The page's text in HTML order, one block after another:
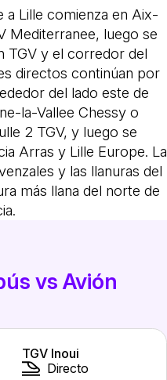
Lille comienza en Aix-
Mediterranee, luego se
TGV y el corredor del
directos continúan por
del lado este de
la-Vallee Chessy o
2 TGV, y luego se
Arras y Lille Europe. La
y las llanuras del
más llana del norte de
vs Avión
TGV Inoui
Directo